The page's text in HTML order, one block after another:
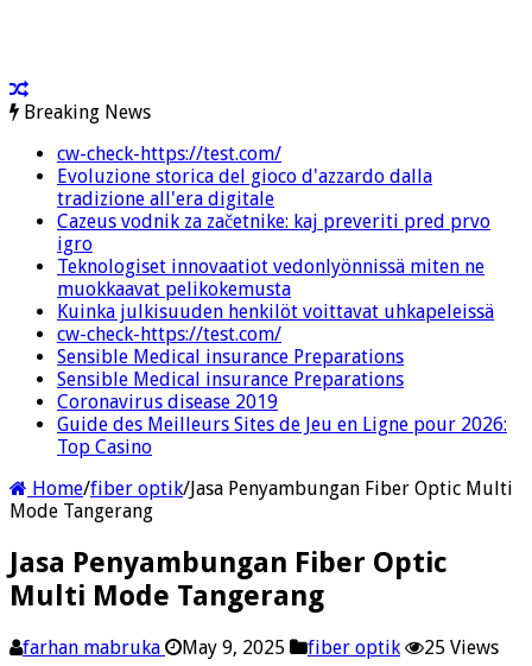
Breaking News
cw-check-https://test.com/
Evoluzione storica del gioco d'azzardo dalla
tradizione all'era digitale
Cazeus vodnik za začetnike: kaj preveriti pred prvo
igro
Teknologiset innovaatiot vedonlyönnissä miten ne
muokkaavat pelikokemusta
Kuinka julkisuuden henkilöt voittavat uhkapeleissä
cw-check-https://test.com/
Sensible Medical insurance Preparations
Sensible Medical insurance Preparations
Coronavirus disease 2019
Guide des Meilleurs Sites de Jeu en Ligne pour 2026:
Top Casino
Home/fiber optik/Jasa Penyambungan Fiber Optic Multi
Mode Tangerang
Jasa Penyambungan Fiber Optic
Multi Mode Tangerang
farhan mabruka May 9, 2025 fiber optik
25 Views